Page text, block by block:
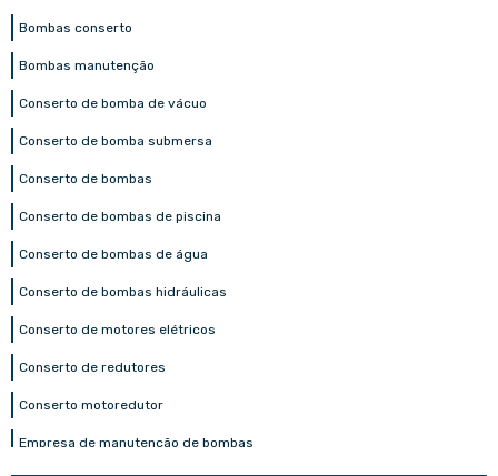
Bombas conserto
Bombas manutenção
Conserto de bomba de vácuo
Conserto de bomba submersa
Conserto de bombas
Conserto de bombas de piscina
Conserto de bombas de água
Conserto de bombas hidráulicas
Conserto de motores elétricos
Conserto de redutores
Conserto motoredutor
Empresa de manutenção de bombas